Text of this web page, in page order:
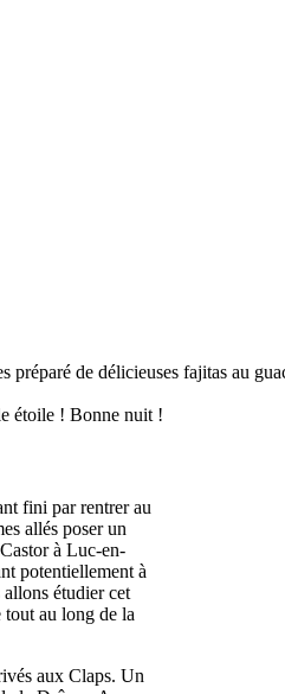
de délicieuses fajitas au
étoile ! Bonne nuit !
fini par rentrer au
allés poser un
à Luc-en-
potentiellement à
étudier cet
tout au long de la
aux Claps. Un